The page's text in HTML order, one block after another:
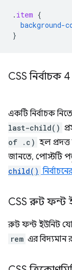
. item {
background-
}
CSS নির্বাচক
একটি নির্বাচক নিতে
last-child()
of .c) হল
জানতে, পোস্টটি
child()
CSS রুট ফন্ট
রুট ফন্ট ইউনিট
rem এর বিদ্যমান